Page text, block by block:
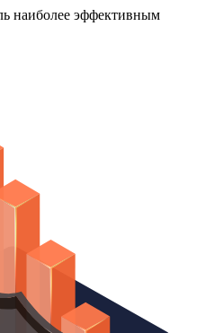
наиболее эффективным